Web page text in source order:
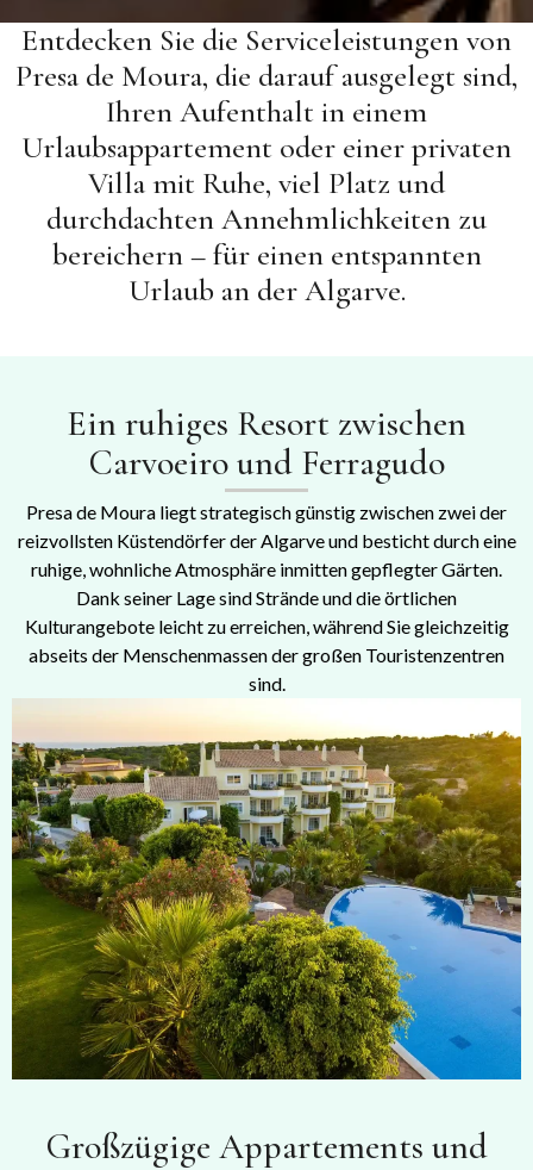
Entdecken Sie die Serviceleistungen von
Presa de Moura, die darauf ausgelegt sind,
Ihren Aufenthalt in einem
Urlaubsappartement oder einer privaten
Villa mit Ruhe, viel Platz und
durchdachten Annehmlichkeiten zu
bereichern – für einen entspannten
Urlaub an der Algarve.
Ein ruhiges Resort zwischen
Carvoeiro und Ferragudo
Presa de Moura liegt strategisch günstig zwischen zwei der
reizvollsten Küstendörfer der Algarve und besticht durch eine
ruhige, wohnliche Atmosphäre inmitten gepflegter Gärten.
Dank seiner Lage sind Strände und die örtlichen
Kulturangebote leicht zu erreichen, während Sie gleichzeitig
abseits der Menschenmassen der großen Touristenzentren
sind.
Großzügige Appartements und